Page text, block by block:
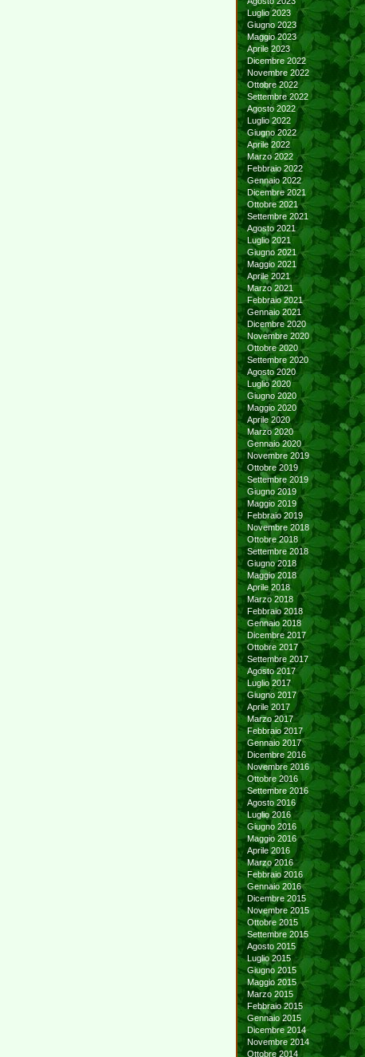
Luglio 2023
Giugno 2023
Maggio 2023
Aprile 2023
Dicembre 2022
Novembre 2022
Ottobre 2022
Settembre 2022
Agosto 2022
Luglio 2022
Giugno 2022
Aprile 2022
Marzo 2022
Febbraio 2022
Gennaio 2022
Dicembre 2021
Ottobre 2021
Settembre 2021
Agosto 2021
Luglio 2021
Giugno 2021
Maggio 2021
Aprile 2021
Marzo 2021
Febbraio 2021
Gennaio 2021
Dicembre 2020
Novembre 2020
Ottobre 2020
Settembre 2020
Agosto 2020
Luglio 2020
Giugno 2020
Maggio 2020
Aprile 2020
Marzo 2020
Gennaio 2020
Novembre 2019
Ottobre 2019
Settembre 2019
Giugno 2019
Maggio 2019
Febbraio 2019
Novembre 2018
Ottobre 2018
Settembre 2018
Giugno 2018
Maggio 2018
Aprile 2018
Marzo 2018
Febbraio 2018
Gennaio 2018
Dicembre 2017
Ottobre 2017
Settembre 2017
Agosto 2017
Luglio 2017
Giugno 2017
Aprile 2017
Marzo 2017
Febbraio 2017
Gennaio 2017
Dicembre 2016
Novembre 2016
Ottobre 2016
Settembre 2016
Agosto 2016
Luglio 2016
Giugno 2016
Maggio 2016
Aprile 2016
Marzo 2016
Febbraio 2016
Gennaio 2016
Dicembre 2015
Novembre 2015
Ottobre 2015
Settembre 2015
Agosto 2015
Luglio 2015
Giugno 2015
Maggio 2015
Marzo 2015
Febbraio 2015
Gennaio 2015
Dicembre 2014
Novembre 2014
Ottobre 2014